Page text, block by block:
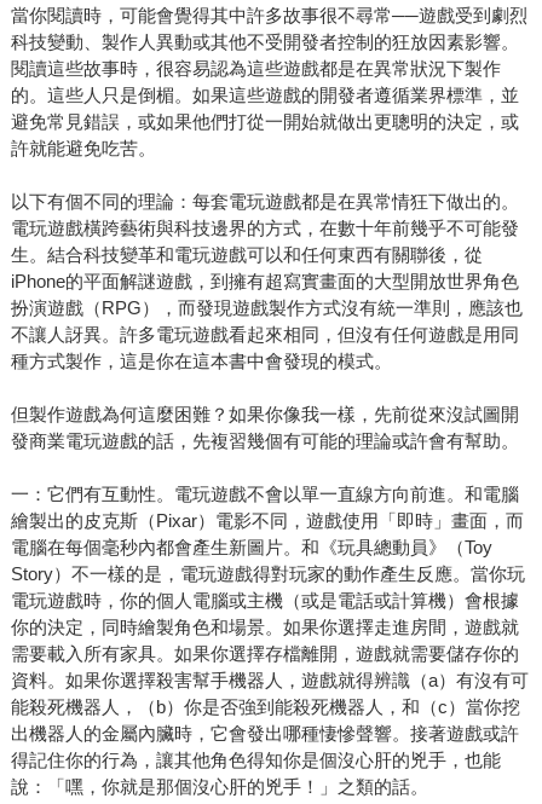
當你閱讀時，可能會覺得其中許多故事很不尋常──遊戲受到劇烈
科技變動、製作人異動或其他不受開發者控制的狂放因素影響。
閱讀這些故事時，很容易認為這些遊戲都是在異常狀況下製作
的。這些人只是倒楣。如果這些遊戲的開發者遵循業界標準，並
避免常見錯誤，或如果他們打從一開始就做出更聰明的決定，或
許就能避免吃苦。
以下有個不同的理論：每套電玩遊戲都是在異常情狂下做出的。
電玩遊戲橫跨藝術與科技邊界的方式，在數十年前幾乎不可能發
生。結合科技變革和電玩遊戲可以和任何東西有關聯後，從
iPhone的平面解謎遊戲，到擁有超寫實畫面的大型開放世界角色
扮演遊戲（RPG），而發現遊戲製作方式沒有統一準則，應該也
不讓人訝異。許多電玩遊戲看起來相同，但沒有任何遊戲是用同
種方式製作，這是你在這本書中會發現的模式。
但製作遊戲為何這麼困難？如果你像我一樣，先前從來沒試圖開
發商業電玩遊戲的話，先複習幾個有可能的理論或許會有幫助。
一：它們有互動性。電玩遊戲不會以單一直線方向前進。和電腦
繪製出的皮克斯（Pixar）電影不同，遊戲使用「即時」畫面，而
電腦在每個毫秒內都會產生新圖片。和《玩具總動員》（Toy
Story）不一樣的是，電玩遊戲得對玩家的動作產生反應。當你玩
電玩遊戲時，你的個人電腦或主機（或是電話或計算機）會根據
你的決定，同時繪製角色和場景。如果你選擇走進房間，遊戲就
需要載入所有家具。如果你選擇存檔離開，遊戲就需要儲存你的
資料。如果你選擇殺害幫手機器人，遊戲就得辨識（a）有沒有可
能殺死機器人，（b）你是否強到能殺死機器人，和（c）當你挖
出機器人的金屬內臟時，它會發出哪種悽慘聲響。接著遊戲或許
得記住你的行為，讓其他角色得知你是個沒心肝的兇手，也能
說：「嘿，你就是那個沒心肝的兇手！」之類的話。